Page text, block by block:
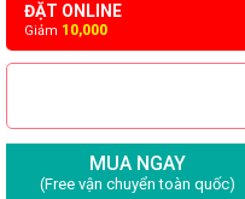
ĐẶT ONLINE
Giảm 10,000
MUA NGAY
(Free vận chuyển toàn quốc)